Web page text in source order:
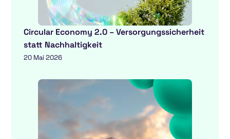
Circular Economy 2.0 – Versorgungssicherheit
statt Nachhaltigkeit
20 Mai 2026